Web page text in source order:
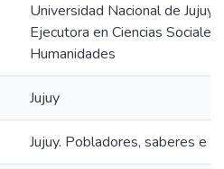
Universidad Nacional de Jujuy.
Ejecutora en Ciencias
Humanidades
Jujuy
Jujuy. Pobladores, saberes e